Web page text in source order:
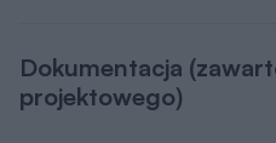
Dokumentacja
projektowego)